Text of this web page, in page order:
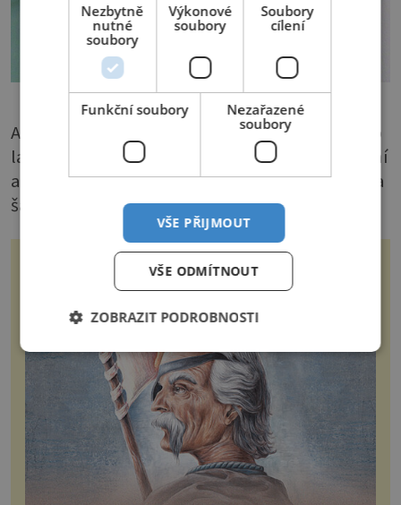
A stolička je hotová – posloužit může určitě jako
lavička v chodbě (kdy nám pomůže při obouvání
a úložný prostor poslouží k uschování rukavic a
šálek) či jako stolička k pianu.
Nezbytně
nutné
soubory
Výkonové
soubory
Soubory
cílení
Funkční soubory
Nezařazené
soubory
VŠE PŘIJMOUT
VŠE ODMÍTNOUT
ZOBRAZIT PODROBNOSTI